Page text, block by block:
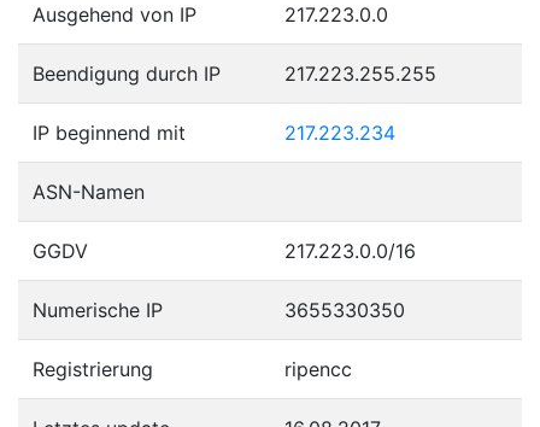
Ausgehend von IP 217.223.0.0
Beendigung durch IP 217.223.255.255
IP beginnend mit 217.223.234
ASN-Namen
GGDV 217.223.0.0/16
Numerische IP 3655330350
Registrierung ripencc